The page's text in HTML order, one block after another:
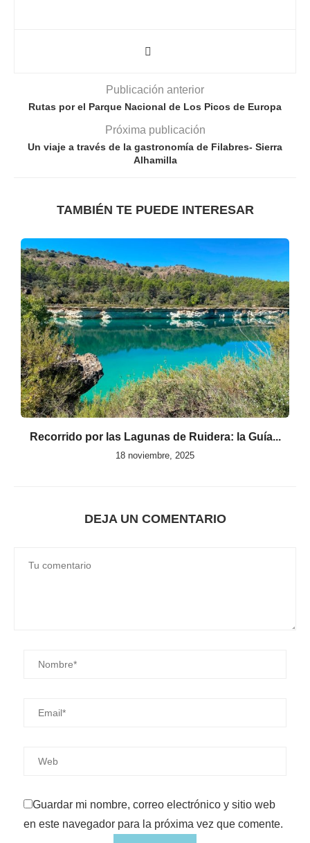
Publicación anterior
Rutas por el Parque Nacional de Los Picos de Europa
Próxima publicación
Un viaje a través de la gastronomía de Filabres- Sierra
Alhamilla
TAMBIÉN TE PUEDE INTERESAR
Recorrido por las Lagunas de Ruidera: la Guía...
18 noviembre, 2025
DEJA UN COMENTARIO
Guardar mi nombre, correo electrónico y sitio web
en este navegador para la próxima vez que comente.